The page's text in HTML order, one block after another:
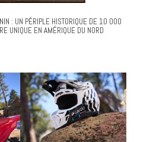
: UN PÉRIPLE HISTORIQUE DE 10 000
UNIQUE EN AMÉRIQUE DU NORD